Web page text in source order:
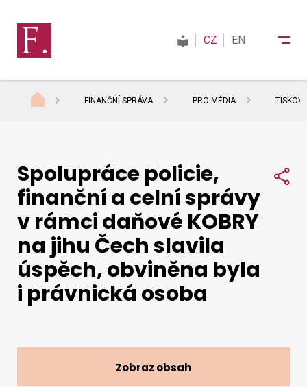
Daně
Mezinárodní spolupráce
Kontakty
CZ EN
FINANČNÍ SPRÁVA PRO MÉDIA
Spolupráce policie,
finanční a celní správy
v rámci daňové KOBRY
na jihu Čech slavila
úspěch, obviněna byla
i právnická osoba
Zobraz obsah